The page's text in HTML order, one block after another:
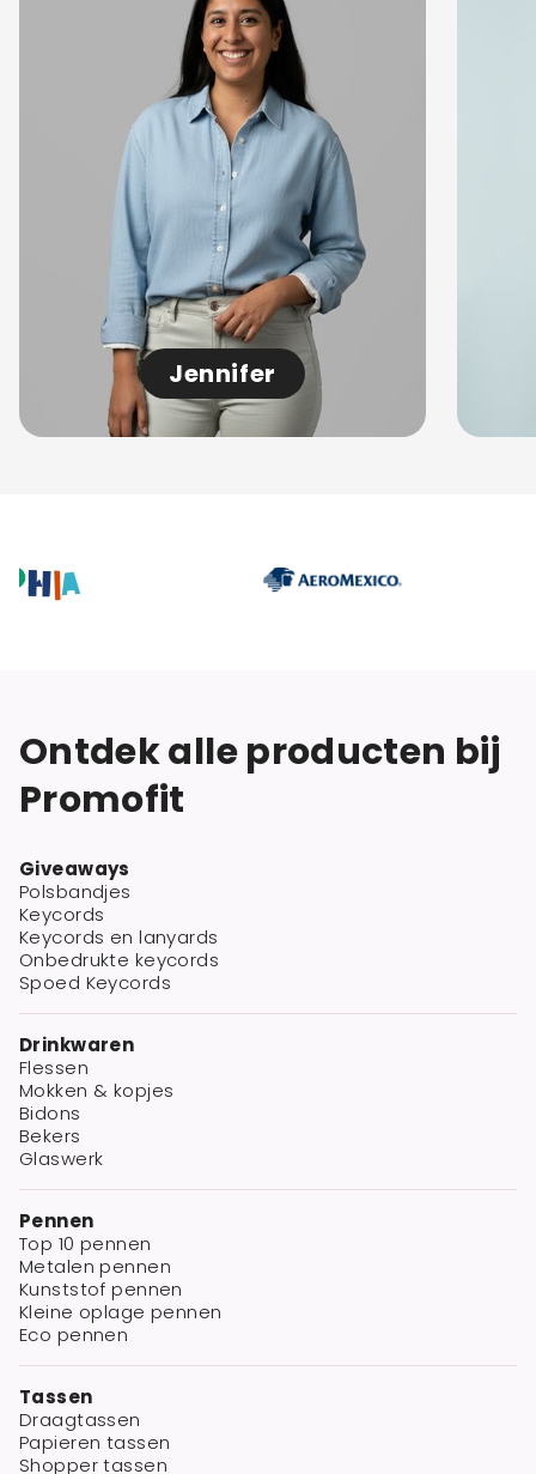
Jennifer
Ontdek alle producten bij
Promofit
Giveaways
Polsbandjes
Keycords
Keycords en lanyards
Onbedrukte keycords
Spoed Keycords
Drinkwaren
Flessen
Mokken & kopjes
Bidons
Bekers
Glaswerk
Pennen
Top 10 pennen
Metalen pennen
Kunststof pennen
Kleine oplage pennen
Eco pennen
Tassen
Draagtassen
Papieren tassen
Shopper tassen